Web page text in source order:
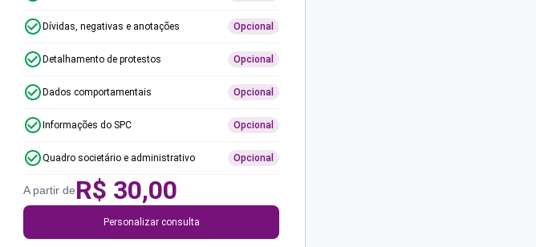
Dívidas, negativas e anotações Opcional
Detalhamento de protestos Opcional
Dados comportamentais Opcional
Informações do SPC Opcional
Quadro societário e administrativo Opcional
A partir deR$ 30,00
Personalizar consulta